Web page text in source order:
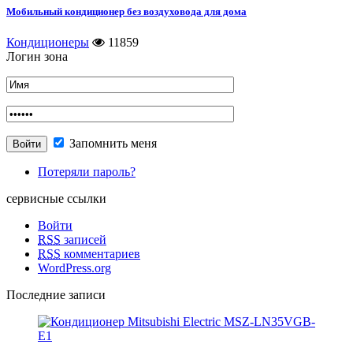
Мобильный кондиционер без воздуховода для дома
Кондиционеры
11859
Логин зона
Запомнить меня
Потеряли пароль?
сервисные ссылки
Войти
RSS записей
RSS комментариев
WordPress.org
Последние записи